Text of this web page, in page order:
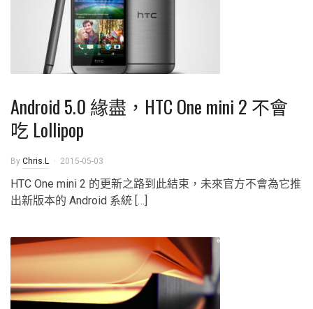
Android 5.0 緣盡，HTC One mini 2 不會
吃 Lollipop
By Chris.L 2015-05-03
HTC One mini 2 的更新之路到此結束，未來官方不會為它推
出新版本的 Android 系統 […]